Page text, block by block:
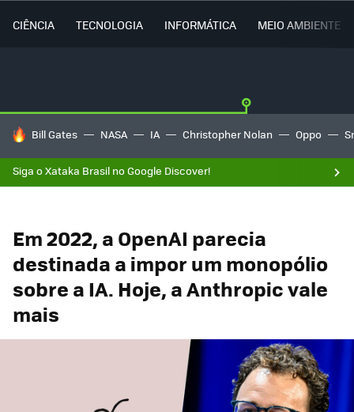
CIÊNCIA TECNOLOGIA INFORMÁTICA MEIO AMBIENTE
TENDÊNCIAS DO DIA
Bill Gates NASA IA Christopher Nolan Oppo
Siga o Xataka Brasil no Google Discover!
Em 2022, a OpenAI parecia
destinada a impor um monopólio
sobre a IA. Hoje, a Anthropic vale
mais